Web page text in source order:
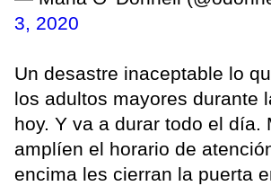
3, 2020
Un desastre inaceptable lo
los adultos mayores durante
hoy. Y va a durar todo el día.
amplíen el horario de
encima les cierran la puerta